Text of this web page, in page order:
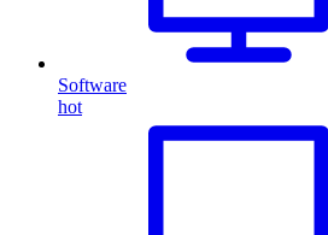
Software
hot